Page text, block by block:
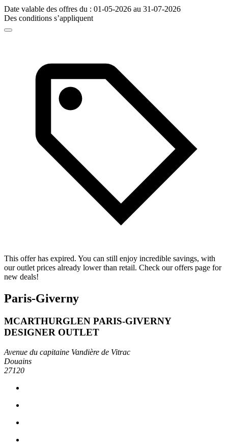
Date valable des offres du : 01-05-2026 au 31-07-2026
Des conditions s’appliquent
This offer has expired. You can still enjoy incredible savings, with
our outlet prices already lower than retail. Check our offers page for
new deals!
Paris-Giverny
MCARTHURGLEN PARIS-GIVERNY
DESIGNER OUTLET
Avenue du capitaine Vandière de Vitrac
Douains
27120